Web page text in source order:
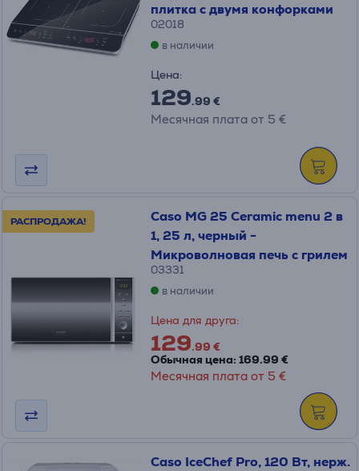
плитка с двумя конфорками
02018
в наличии
Цена:
129.99 €
Месячная плата от 5 €
РАСПРОДАЖА!
Caso MG 25 Ceramic menu 2 в
1, 25 л, черный -
Микроволновая печь с грилем
03331
в наличии
Цена для друга:
129.99 €
Обычная цена: 169.99 €
Месячная плата от 5 €
Caso IceChef Pro, 120 Вт, нерж.